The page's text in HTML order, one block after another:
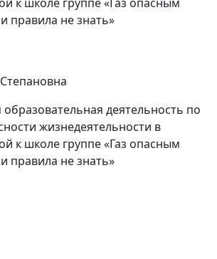
правила не знать»
деятельность по
жизнедеятельности в
к школе группе «Газ опасным
правила не знать»